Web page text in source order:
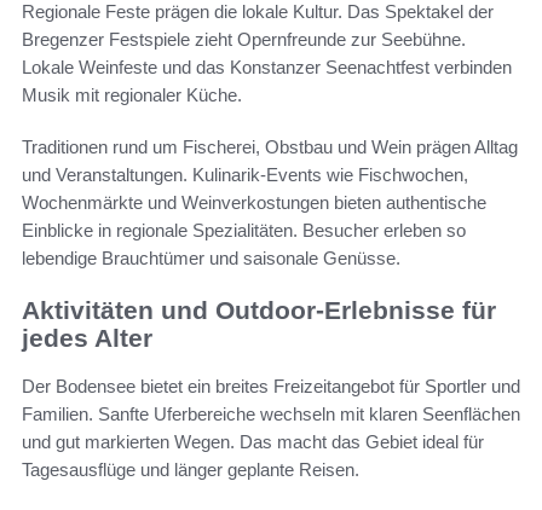
Regionale Feste prägen die lokale Kultur. Das Spektakel der
Bregenzer Festspiele zieht Opernfreunde zur Seebühne.
Lokale Weinfeste und das Konstanzer Seenachtfest verbinden
Musik mit regionaler Küche.
Traditionen rund um Fischerei, Obstbau und Wein prägen Alltag
und Veranstaltungen. Kulinarik-Events wie Fischwochen,
Wochenmärkte und Weinverkostungen bieten authentische
Einblicke in regionale Spezialitäten. Besucher erleben so
lebendige Brauchtümer und saisonale Genüsse.
Aktivitäten und Outdoor-Erlebnisse für
jedes Alter
Der Bodensee bietet ein breites Freizeitangebot für Sportler und
Familien. Sanfte Uferbereiche wechseln mit klaren Seenflächen
und gut markierten Wegen. Das macht das Gebiet ideal für
Tagesausflüge und länger geplante Reisen.